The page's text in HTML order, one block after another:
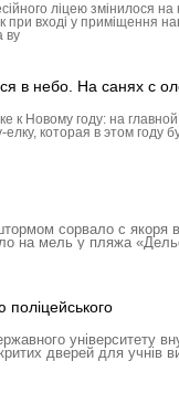
ліцею змінилося
вході у приміщення
ву
в небо. На санях с
к Новому году: на
елку, которая в этом году
сорвало с якоря
на мель у пляжа
університету
дверей для учнів